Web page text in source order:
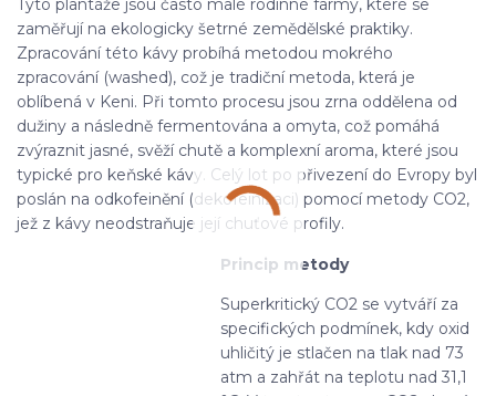
Tyto plantáže jsou často malé rodinné farmy, které se
zaměřují na ekologicky šetrné zemědělské praktiky.
Zpracování této kávy probíhá metodou mokrého
zpracování (washed), což je tradiční metoda, která je
oblíbená v Keni. Při tomto procesu jsou zrna oddělena od
dužiny a následně fermentována a omyta, což pomáhá
zvýraznit jasné, svěží chutě a komplexní aroma, které jsou
typické pro keňské kávy. Celý lot po přivezení do Evropy byl
poslán na odkofeinění (dekofeinizaci) pomocí metody CO2,
jež z kávy neodstraňuje její chuťové profily.
Princip metody
Superkritický CO2 se vytváří za
specifických podmínek, kdy oxid
uhličitý je stlačen na tlak nad 73
atm a zahřát na teplotu nad 31,1